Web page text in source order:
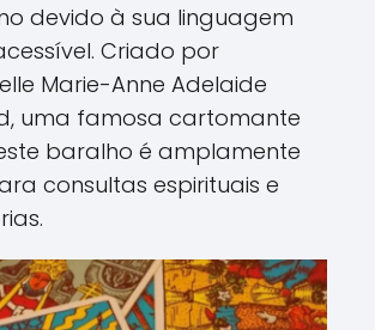
devido à sua linguagem
Criado por
Marie-Anne Adelaide
uma famosa cartomante
baralho é amplamente
consultas espirituais e